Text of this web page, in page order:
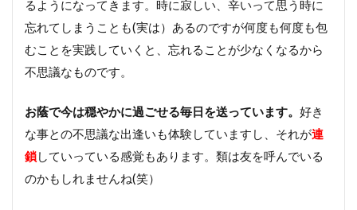
るようになってきます。時に寂しい、辛いって思う時に
忘れてしまうことも(実は）あるのですが何度も何度も包
むことを実践していくと、忘れることが少なくなるから
不思議なものです。
お蔭で今は穏やかに過ごせる毎日を送っています。 好き
な事との不思議な出逢いも体験していますし、それが連
鎖していっている感覚もあります。類は友を呼んでいる
のかもしれませんね(笑）